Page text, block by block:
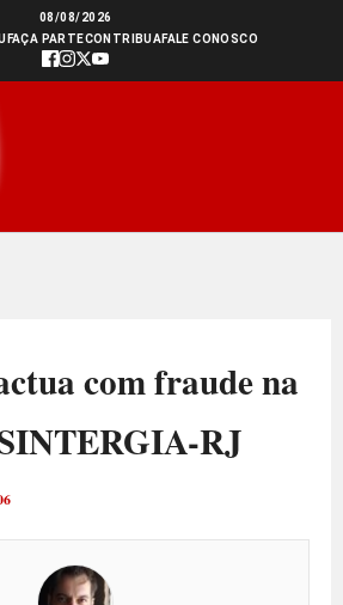
08/08/2026
FAÇA PARTECONTRIBUAFALE CONOSCO
com fraude na
RJ